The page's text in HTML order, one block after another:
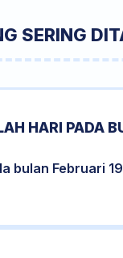
SERING
HARI PADA
bulan Februari